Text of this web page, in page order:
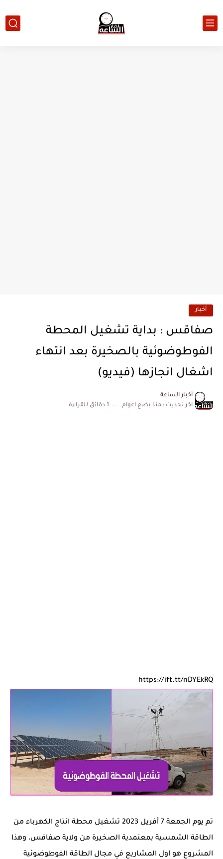
أخبار
صفاقس : بداية تشغيل المحطة
الفوطوضوئية بالصخيرة بعد انتهاء
اشغال انجازها (فيديو)
أخبار الساعة
اخر تحديث : منذ بضع اعوام 1 دقائق للقراءة
https://ift.tt/nDYEkRQ
تم يوم الجمعة 7 أفريل 2023 تشغيل محطة انتاج الكهرباء من
الطاقة الشمسية بمعتمدية الصخيرة من ولاية صفاقس، وهذا
المشروع هو اول المشاريع في مجال الطاقة الفوطوضوئية